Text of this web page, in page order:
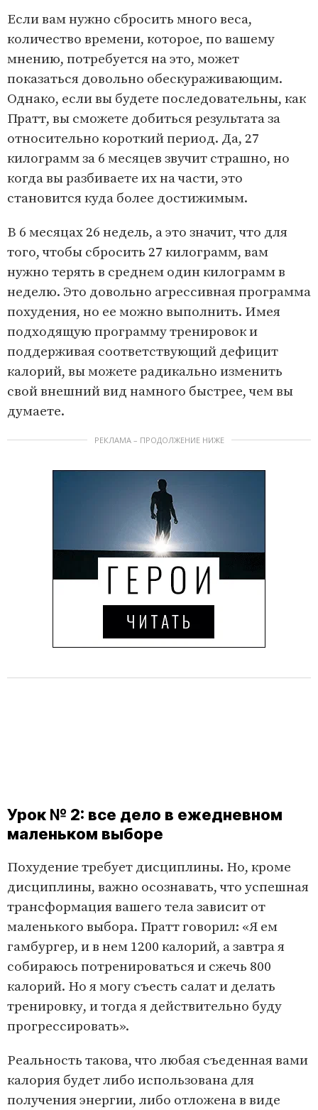
Если вам нужно сбросить много веса,
количество времени, которое, по вашему
мнению, потребуется на это, может
показаться довольно обескураживающим.
Однако, если вы будете последовательны, как
Пратт, вы сможете добиться результата за
относительно короткий период. Да, 27
килограмм за 6 месяцев звучит страшно, но
когда вы разбиваете их на части, это
становится куда более достижимым.
В 6 месяцах 26 недель, а это значит, что для
того, чтобы сбросить 27 килограмм, вам
нужно терять в среднем один килограмм в
неделю. Это довольно агрессивная программа
похудения, но ее можно выполнить. Имея
подходящую программу тренировок и
поддерживая соответствующий дефицит
калорий, вы можете радикально изменить
свой внешний вид намного быстрее, чем вы
думаете.
РЕКЛАМА – ПРОДОЛЖЕНИЕ НИЖЕ
Урок № 2: все дело в ежедневном
маленьком выборе
Похудение требует дисциплины. Но, кроме
дисциплины, важно осознавать, что успешная
трансформация вашего тела зависит от
маленького выбора. Пратт говорил: «Я ем
гамбургер, и в нем 1200 калорий, а завтра я
собираюсь потренироваться и сжечь 800
калорий. Но я могу съесть салат и делать
тренировку, и тогда я действительно буду
прогрессировать».
Реальность такова, что любая съеденная вами
калория будет либо использована для
получения энергии, либо отложена в виде